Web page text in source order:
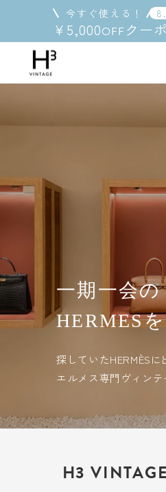
今すぐ使える！ 8 .
¥5,000OFFクー
H3（エ
イ
チ
ー）
一期一会の
HERMES
探していたHERMÈSに
エルメス専門ヴィンテ
H3